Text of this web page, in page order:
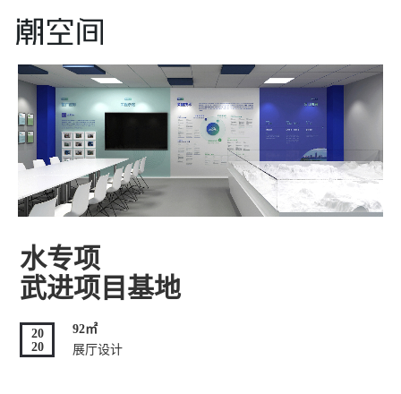
水专项
武进项目基地
20
20
92㎡
展厅设计